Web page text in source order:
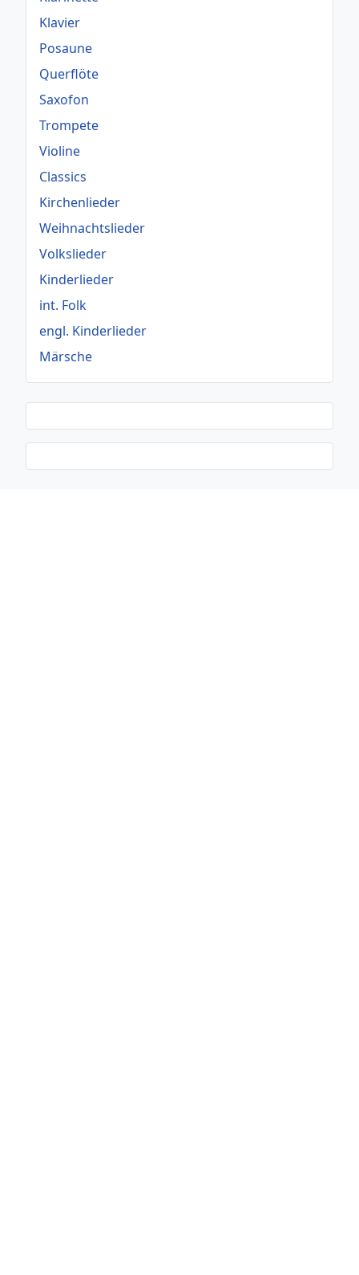
Klavier
Posaune
Querflöte
Saxofon
Trompete
Violine
Classics
Kirchenlieder
Weihnachtslieder
Volkslieder
Kinderlieder
int. Folk
engl. Kinderlieder
Märsche